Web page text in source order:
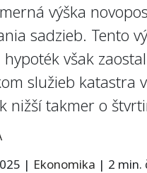
výška
sadzieb. Tento
hypoték však
služieb katastra
nižší takmer o
| Ekonomika | 2 min.